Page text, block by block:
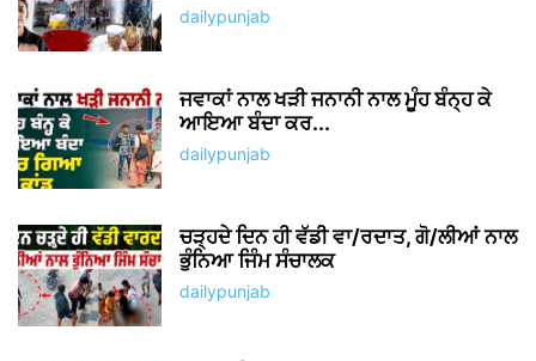
dailypunjab
ਜਵਾਕਾਂ ਨਾਲ ਖੜੀ ਜਨਾਨੀ ਨਾਲ ਮੂੰਹ ਬੰਨ੍ਹ ਕੇ
ਆਇਆ ਬੰਦਾ ਕਰ...
dailypunjab
ਚੜ੍ਹਦੇ ਦਿਨ ਹੀ ਵੱਡੀ ਵਾ/ਰਦਾਤ, ਗੋ/ਲੀਆਂ ਨਾਲ
ਭੁੰਨਿਆ ਜਿੰਮ ਸੰਚਾਲਕ
dailypunjab